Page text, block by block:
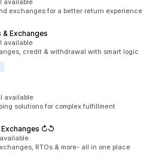
available
exchanges for a better return experience
Exchanges
available
credit & withdrawal with smart logic
available
solutions for complex fulfillment
Exchanges ↻↺
RTOs & more- all in one place